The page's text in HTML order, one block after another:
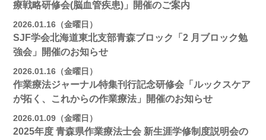
療戦略研修会(脳血管疾患)」開催のご案内
2026.01.16（金曜日）
SJF学会北海道東北支部⻘森ブロック「2 月ブロック勉
強会」開催のお知らせ
2026.01.16（金曜日）
作業療法ジャーナル特集刊行記念研修会「ルックスケア
が拓く、これからの作業療法」開催のお知らせ
2026.01.09（金曜日）
2025年度 青森県作業療法士会 新生涯学修制度説明会の